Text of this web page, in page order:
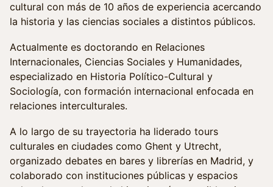
cultural con más de 10 años de experiencia acercando
la historia y las ciencias sociales a distintos públicos.
Actualmente es doctorando en Relaciones
Internacionales, Ciencias Sociales y Humanidades,
especializado en Historia Político-Cultural y
Sociología, con formación internacional enfocada en
relaciones interculturales.
A lo largo de su trayectoria ha liderado tours
culturales en ciudades como Ghent y Utrecht,
organizado debates en bares y librerías en Madrid, y
colaborado con instituciones públicas y espacios